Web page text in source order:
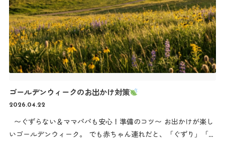
ゴールデンウィークのお出かけ対策
2026.04.22
いゴールデンウィーク。 でも赤ちゃん連れだと、「ぐずり」「暑